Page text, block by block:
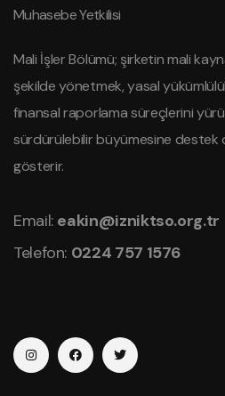
Muhasebe Yetkilisi
Mali İşler Bölümü; şirketin mali
şekilde yönetmek, yasal
finansal raporlama süreçlerini
sürdürülebilir büyümesine destek
gösterir.
Email: eakin@izniktso.org.tr
Telefon: 0224 757 1576